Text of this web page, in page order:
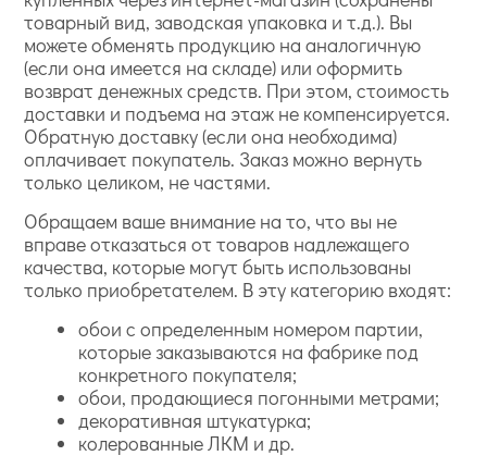
товарный вид, заводская упаковка и т.д.). Вы
можете обменять продукцию на аналогичную
(если она имеется на складе) или оформить
возврат денежных средств. При этом, стоимость
доставки и подъема на этаж не компенсируется.
Обратную доставку (если она необходима)
оплачивает покупатель. Заказ можно вернуть
только целиком, не частями.
Обращаем ваше внимание на то, что вы не
вправе отказаться от товаров надлежащего
качества, которые могут быть использованы
только приобретателем. В эту категорию входят:
обои с определенным номером партии,
которые заказываются на фабрике под
конкретного покупателя;
обои, продающиеся погонными метрами;
декоративная штукатурка;
колерованные ЛКМ и др.